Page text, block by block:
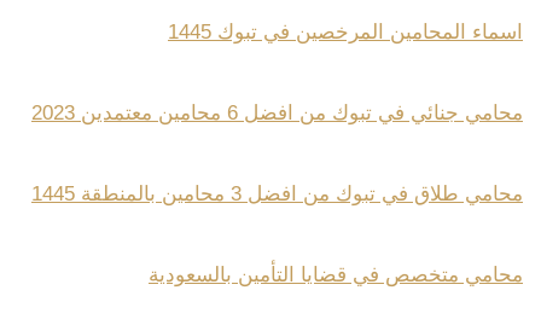
اسماء المحامين المرخصين في تبوك 1445
محامي جنائي في تبوك من افضل 6 محامين معتمدين 2023
محامي طلاق في تبوك من افضل 3 محامين بالمنطقة 1445
محامي متخصص في قضايا التأمين بالسعودية